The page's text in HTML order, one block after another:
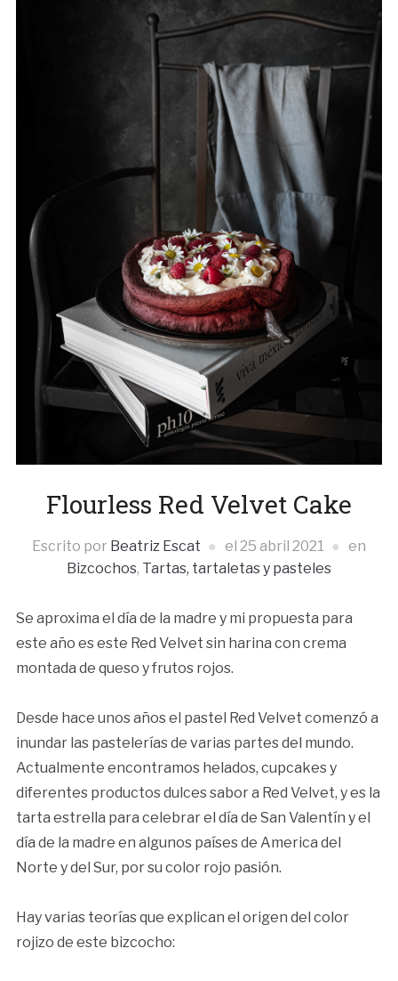
Flourless Red Velvet Cake
Escrito por Beatriz Escat el 25 abril 2021
en
Bizcochos, Tartas, tartaletas y pasteles
Se aproxima el día de la madre y mi propuesta para
este año es este Red Velvet sin harina con crema
montada de queso y frutos rojos.
Desde hace unos años el pastel Red Velvet comenzó a
inundar las pastelerías de varias partes del mundo.
Actualmente encontramos helados, cupcakes y
diferentes productos dulces sabor a Red Velvet, y es la
tarta estrella para celebrar el día de San Valentín y el
día de la madre en algunos países de America del
Norte y del Sur, por su color rojo pasión.
Hay varias teorías que explican el origen del color
rojizo de este bizcocho: